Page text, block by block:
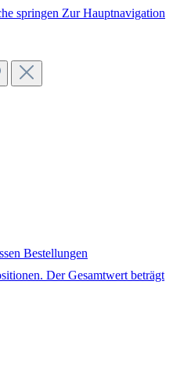
springen Zur Hauptnavigation
Bestellungen
Der Gesamtwert beträgt